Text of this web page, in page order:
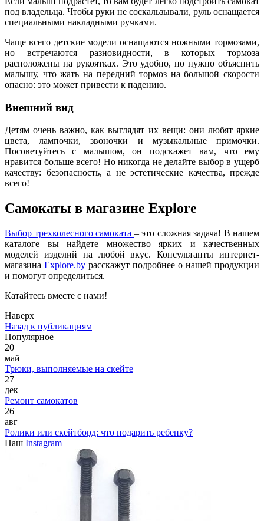
под владельца. Чтобы руки не соскальзывали, руль оснащается
специальными накладными ручками.
Чаще всего детские модели оснащаются ножными тормозами,
но встречаются разновидности, в которых тормоза
расположены на рукоятках. Это удобно, но нужно объяснить
малышу, что жать на передний тормоз на большой скорости
опасно: это может привести к падению.
Внешний вид
Детям очень важно, как выглядят их вещи: они любят яркие
цвета, лампочки, звоночки и музыкальные примочки.
Посоветуйтесь с малышом, он подскажет вам, что ему
нравится больше всего! Но никогда не делайте выбор в ущерб
качеству: безопасность, а не эстетические качества, прежде
всего!
Самокаты в магазине Explore
Выбор трехколесного самоката – это сложная задача! В нашем
каталоге вы найдете множество ярких и качественных
моделей изделий на любой вкус. Консультанты интернет-
магазина Explore.by расскажут подробнее о нашей продукции
и помогут определиться.
Катайтесь вместе с нами!
Наверх
Назад к публикациям
Популярное
20
май
Трюки, выполняемые на скейте
27
дек
Ремонт самокатов
26
авг
Ролики или скейтборд: что подарить ребенку?
Наш Instagram